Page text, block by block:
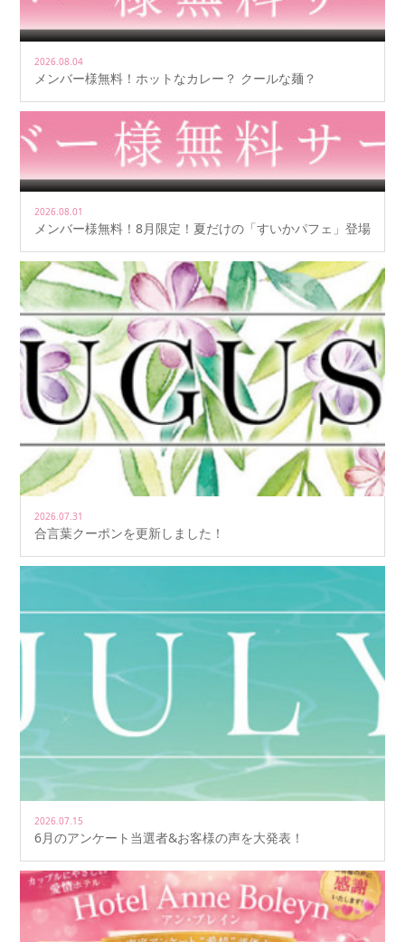
2026.08.04
メンバー様無料！ホットなカレー？ クールな麺？
2026.08.01
メンバー様無料！8月限定！夏だけの「すいかパフェ」登場
2026.07.31
合言葉クーポンを更新しました！
2026.07.15
6月のアンケート当選者&お客様の声を大発表！